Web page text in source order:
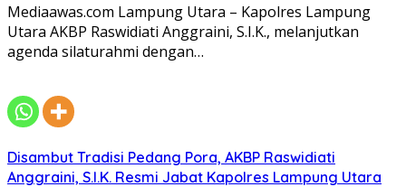
Mediaawas.com Lampung Utara – Kapolres Lampung
Utara AKBP Raswidiati Anggraini, S.I.K., melanjutkan
agenda silaturahmi dengan…
Disambut Tradisi Pedang Pora, AKBP Raswidiati
Anggraini, S.I.K. Resmi Jabat Kapolres Lampung Utara